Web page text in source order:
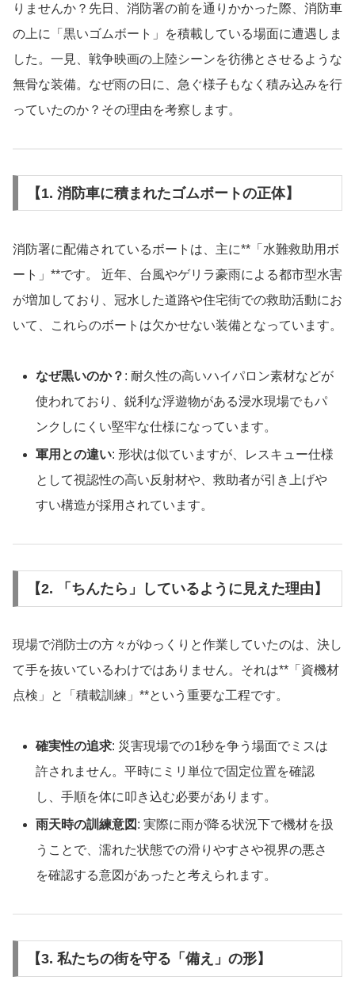
りませんか？先日、消防署の前を通りかかった際、消防車
の上に「黒いゴムボート」を積載している場面に遭遇しま
した。一見、戦争映画の上陸シーンを彷彿とさせるような
無骨な装備。なぜ雨の日に、急ぐ様子もなく積み込みを行
っていたのか？その理由を考察します。
【1. 消防車に積まれたゴムボートの正体】
消防署に配備されているボートは、主に**「水難救助用ボ
ート」**です。 近年、台風やゲリラ豪雨による都市型水害
が増加しており、冠水した道路や住宅街での救助活動にお
いて、これらのボートは欠かせない装備となっています。
なぜ黒いのか？ : 耐久性の高いハイパロン素材などが
使われており、鋭利な浮遊物がある浸水現場でもパ
ンクしにくい堅牢な仕様になっています。
軍用との違い: 形状は似ていますが、レスキュー仕様
として視認性の高い反射材や、救助者が引き上げや
すい構造が採用されています。
【2. 「ちんたら」しているように見えた理由】
現場で消防士の方々がゆっくりと作業していたのは、決し
て手を抜いているわけではありません。それは**「資機材
点検」と「積載訓練」**という重要な工程です。
確実性の追求: 災害現場での1秒を争う場面でミスは
許されません。平時にミリ単位で固定位置を確認
し、手順を体に叩き込む必要があります。
雨天時の訓練意図 : 実際に雨が降る状況下で機材を扱
うことで、濡れた状態での滑りやすさや視界の悪さ
を確認する意図があったと考えられます。
【3. 私たちの街を守る「備え」の形】